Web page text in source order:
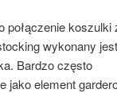
połączenie koszulki
wykonany
Bardzo często
jako element